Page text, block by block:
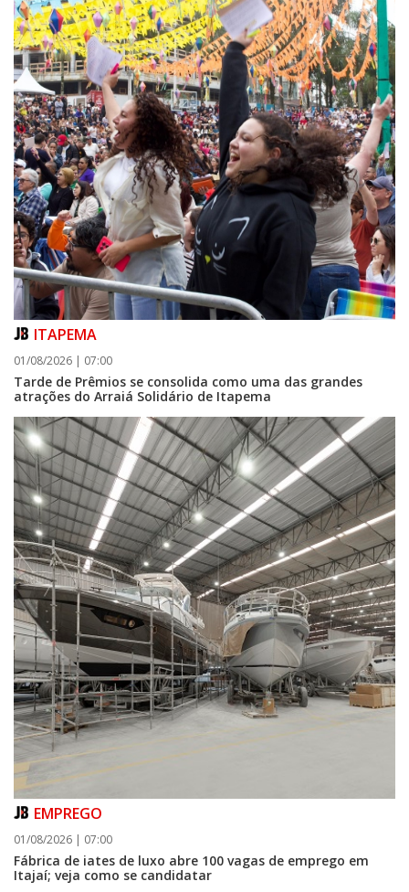
06/08/2026 | 07:00
Camboriú: exposição de arte transforma o Paço Municipal em um espaço
de cultura
CAMBORIÚ
06/08/2026 | 07:00
Camboriú inicia obra que ampliará conexão entre vias e reforçará
mobilidade urbana
PORTO BELO
ITAPEMA
01/08/2026 | 07:00
Tarde de Prêmios se consolida como uma das grandes
atrações do Arraiá Solidário de Itapema
EMPREGO
01/08/2026 | 07:00
Fábrica de iates de luxo abre 100 vagas de emprego em
Itajaí; veja como se candidatar